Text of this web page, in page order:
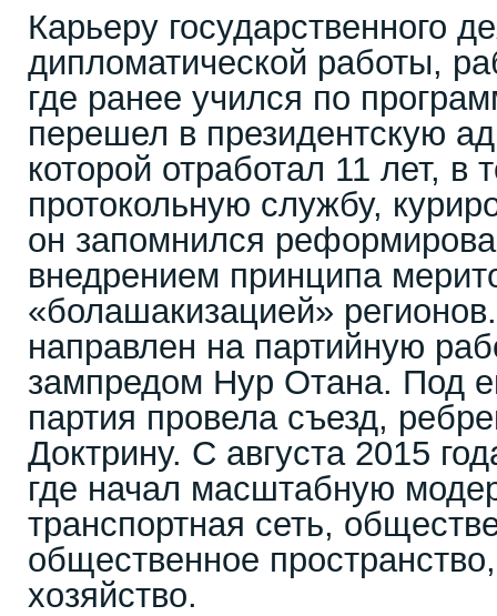
Карьеру государственного
дипломатической работы,
где ранее учился по
перешел в президентскую
которой отработал 11 лет, в
протокольную службу,
он запомнился
внедрением принципа
«болашакизацией»
направлен на партийную
зампредом Нур Отана. Под
партия провела съезд,
Доктрину. С августа 2015
где начал масштабную
транспортная сеть,
общественное
хозяйство.